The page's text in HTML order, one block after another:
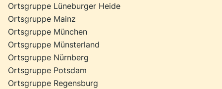
Ortsgruppe Lüneburger Heide
Ortsgruppe Mainz
Ortsgruppe München
Ortsgruppe Münsterland
Ortsgruppe Nürnberg
Ortsgruppe Potsdam
Ortsgruppe Regensburg